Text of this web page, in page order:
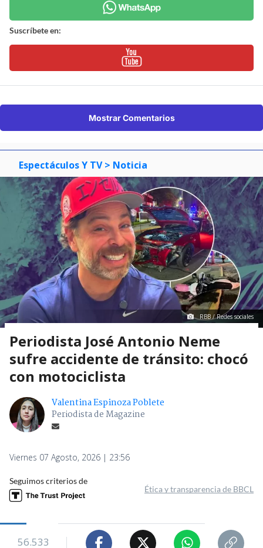
Mostrar Comentarios
Espectáculos Y TV> Noticia
Periodista José Antonio Neme
con motociclista
Valentina Espinoza Poblete
Periodista de Magazine
Viernes 07 Agosto, 2026 | 23:56